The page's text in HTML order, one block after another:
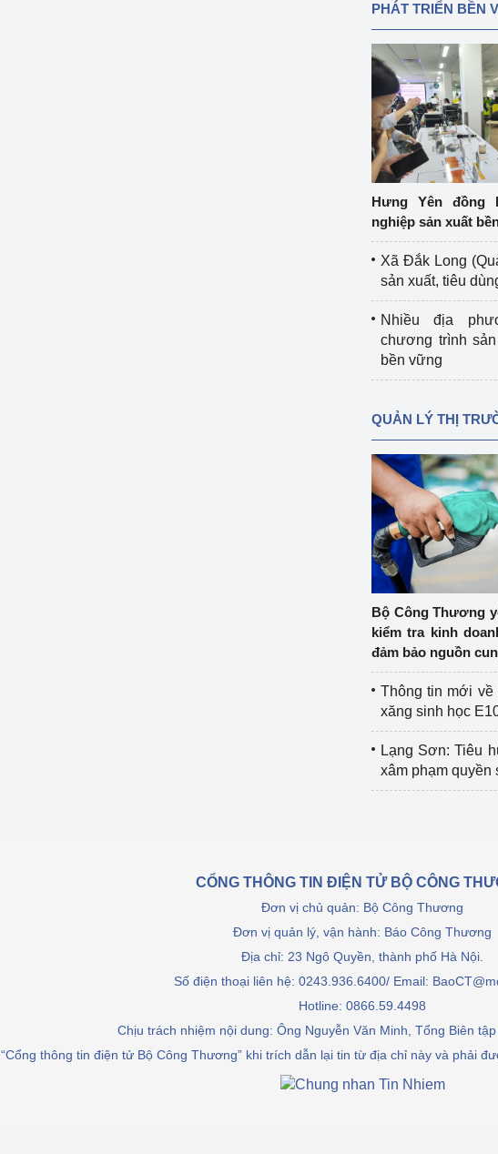
PHÁT TRIỂN BỀN
Hưng Yên đồng
nghiệp sản xuất
Xã Đắk Long
sản xuất, tiêu
Nhiều địa
chương trình
bền vững
QUẢN LÝ THỊ
Bộ Công Thương
kiểm tra kinh
đảm bảo nguồn
Thông tin mới về
xăng sinh học
Lạng Sơn: Tiêu
xâm phạm quyền
CỔNG THÔNG TIN ĐIỆN TỬ BỘ CÔNG
Đơn vị chủ quản: Bộ Công Thương
Đơn vị quản lý, vận hành: Báo Công Thương
Địa chỉ: 23 Ngô Quyền, thành phố Hà Nội.
Số điện thoại liên hệ: 0243.936.6400/ Email:
Hotline: 0866.59.4498
Chịu trách nhiệm nội dung: Ông Nguyễn Văn Minh, Tổng Biên
thông tin điện tử Bộ Công Thương” khi trích dẫn lại tin từ địa chỉ này và phải